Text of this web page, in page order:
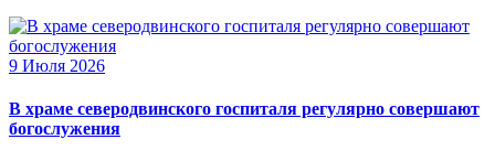
9 Июля 2026
В храме северодвинского госпиталя регулярно совершают
богослужения